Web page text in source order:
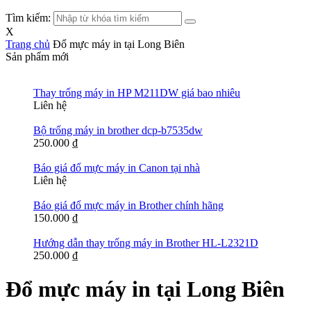
Tìm kiếm:
X
Trang chủ Đổ mực máy in tại Long Biên
Sản phẩm mới
Thay trống máy in HP M211DW giá bao nhiêu
Liên hệ
Bộ trống máy in brother dcp-b7535dw
250.000 ₫
Báo giá đổ mực máy in Canon tại nhà
Liên hệ
Báo giá đổ mực máy in Brother chính hãng
150.000 ₫
Hướng dẫn thay trống máy in Brother HL-L2321D
250.000 ₫
Đổ mực máy in tại Long Biên